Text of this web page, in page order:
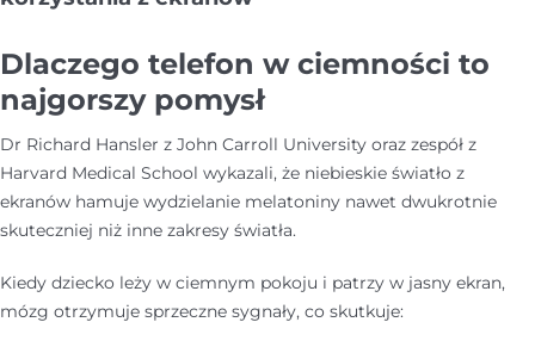
Dlaczego telefon w ciemności to
najgorszy pomysł
Dr Richard Hansler z John Carroll University oraz zespół z
Harvard Medical School wykazali, że niebieskie światło z
ekranów hamuje wydzielanie melatoniny nawet dwukrotnie
skuteczniej niż inne zakresy światła.
Kiedy dziecko leży w ciemnym pokoju i patrzy w jasny ekran,
mózg otrzymuje sprzeczne sygnały, co skutkuje: